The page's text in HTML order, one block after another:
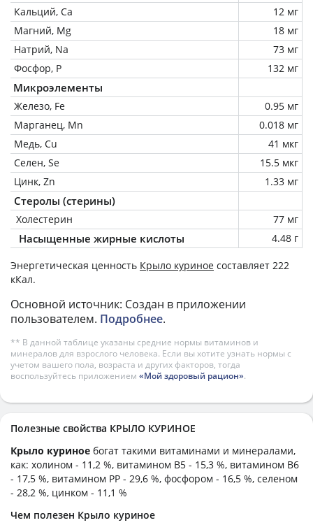
Кальций, Ca
12 мг
Магний, Mg
18 мг
Натрий, Na
73 мг
Фосфор, P
132 мг
Микроэлементы
Железо, Fe
0.95 мг
Марганец, Mn
0.018 мг
Медь, Cu
41 мкг
Селен, Se
15.5 мкг
Цинк, Zn
1.33 мг
Стеролы (стерины)
Холестерин 77 мг
Насыщенные жирные кислоты 4.48 г
Энергетическая ценность Крыло куриное составляет 222
кКал.
Основной источник: Создан в приложении
пользователем. Подробнее.
** В данной таблице указаны средние нормы витаминов и
минералов для взрослого человека. Если вы хотите узнать нормы с
учетом вашего пола, возраста и других факторов, тогда
воспользуйтесь приложением «Мой здоровый рацион».
Полезные свойства КРЫЛО КУРИНОЕ
Крыло куриное богат такими витаминами и минералами,
как: холином - 11,2 %, витамином B5 - 15,3 %, витамином B6
- 17,5 %, витамином PP - 29,6 %, фосфором - 16,5 %, селеном
- 28,2 %, цинком - 11,1 %
Чем полезен Крыло куриное